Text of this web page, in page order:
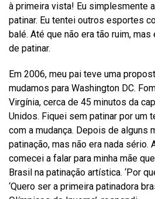
à primeira vista! Eu simplesmente
patinar. Eu tentei outros esportes
balé. Até que não era tão ruim,
de patinar.
Em 2006, meu pai teve uma
mudamos para Washington DC.
Virgínia, cerca de 45 minutos da
Unidos. Fiquei sem patinar por um
com a mudança. Depois de alguns
patinação, mas não era nada sério.
comecei a falar para minha mãe
Brasil na patinação artística. ‘Por
‘Quero ser a primeira patinadora